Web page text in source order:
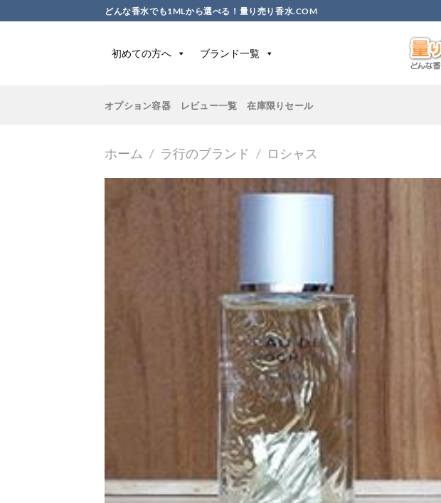
to
どんな香水でも1MLから選べる！量り売り香水.COM
初めての方へ ブランド一覧
オプション容器 レビュー一覧 在庫限りセール
ホーム / ラ行のブランド / ロシャス